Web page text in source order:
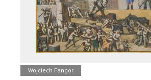
Wojciech Fangor